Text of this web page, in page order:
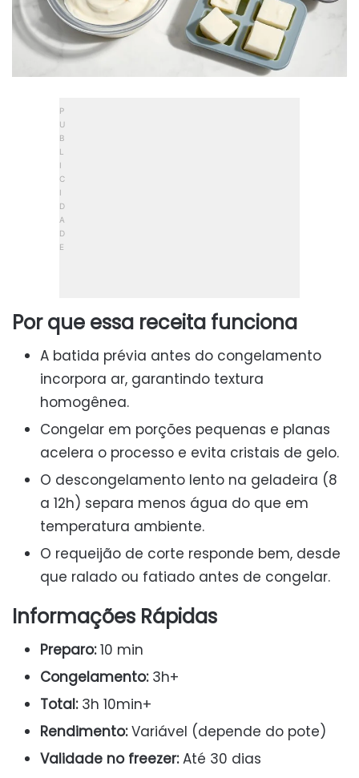
Por que essa receita funciona
A batida prévia antes do congelamento
incorpora ar, garantindo textura
homogênea.
Congelar em porções pequenas e planas
acelera o processo e evita cristais de gelo.
O descongelamento lento na geladeira (8
a 12h) separa menos água do que em
temperatura ambiente.
O requeijão de corte responde bem, desde
que ralado ou fatiado antes de congelar.
Informações Rápidas
Preparo:10 min
Congelamento:3h+
Total:3h 10min+
Rendimento:Variável (depende do pote)
Validade no freezer:Até 30 dias